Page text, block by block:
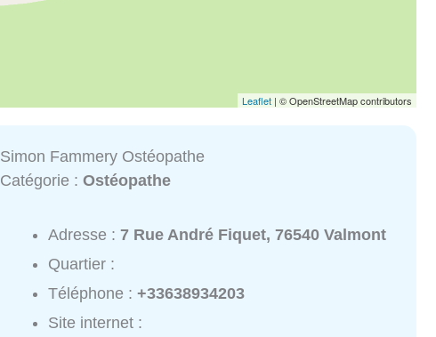
Leaflet | © OpenStreetMap contributors
Simon Fammery Ostéopathe
Catégorie :Ostéopathe
Adresse :7 Rue André Fiquet, 76540 Valmont
Quartier :
Téléphone :+33638934203
Site internet :